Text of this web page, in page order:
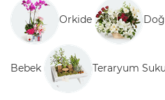
Orkide
Bebek Teraryum